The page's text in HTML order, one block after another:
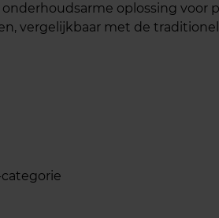
oplossing voor
vergelijkbaar met de